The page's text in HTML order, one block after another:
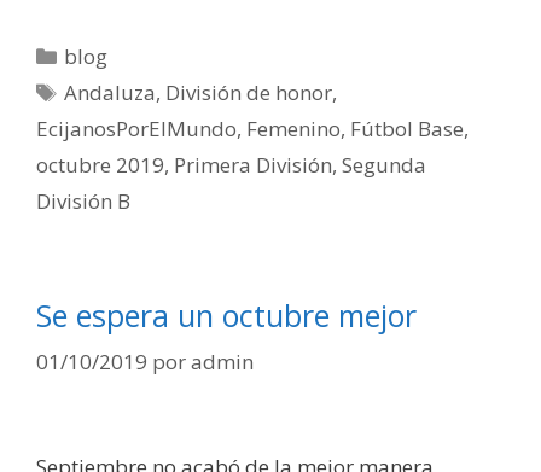
blog
Andaluza, División de honor,
EcijanosPorElMundo, Femenino, Fútbol Base,
octubre 2019, Primera División, Segunda
División B
Se espera un octubre mejor
01/10/2019 poradmin